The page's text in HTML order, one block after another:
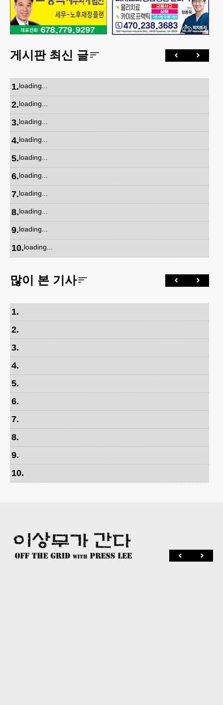
게시판 최신 글
1.loading...
2.loading...
3.loading...
4.loading...
5.loading...
6.loading...
7.loading...
8.loading...
9.loading...
10.loading...
많이 본 기사
1.
2.
3.
4.
5.
6.
7.
8.
9.
10.